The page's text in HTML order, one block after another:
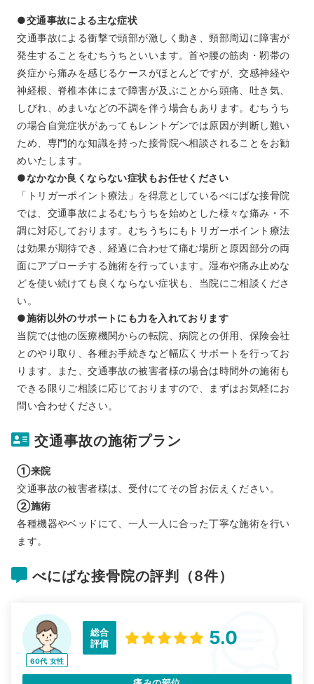
●交通事故による主な症状
交通事故による衝撃で頭部が激しく動き、頸部周辺に障害が
発生することをむちうちといいます。首や腰の筋肉・靭帯の
炎症から痛みを感じるケースがほとんどですが、交感神経や
神経根、脊椎本体にまで障害が及ぶことから頭痛、吐き気、
しびれ、めまいなどの不調を伴う場合もあります。むちうち
の場合自覚症状があってもレントゲンでは原因が判断し難い
ため、専門的な知識を持った接骨院へ相談されることをお勧
めいたします。
●なかなか良くならない症状もお任せください
「トリガーポイント療法」を得意としているべにばな接骨院
では、交通事故によるむちうちを始めとした様々な痛み・不
調に対応しております。むちうちにもトリガーポイント療法
は効果が期待でき、経過に合わせて痛む場所と原因部分の両
面にアプローチする施術を行っています。湿布や痛み止めな
どを使い続けても良くならない症状も、当院にご相談くださ
い。
●施術以外のサポートにも力を入れております
当院では他の医療機関からの転院、病院との併用、保険会社
とのやり取り、各種お手続きなど幅広くサポートを行ってお
ります。また、交通事故の被害者様の場合は時間外の施術も
できる限りご相談に応じておりますので、まずはお気軽にお
問い合わせください。
交通事故の施術プラン
①来院
交通事故の被害者様は、受付にてその旨お伝えください。
②施術
各種機器やベッドにて、一人一人に合った丁寧な施術を行い
ます。
べにばな接骨院の評判（8件）
60代 女性
総合
評価
5.0